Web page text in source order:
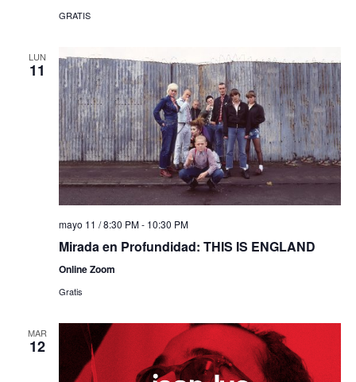
GRATIS
LUN
11
mayo 11 / 8:30 PM- 10:30 PM
Mirada en Profundidad: THIS IS ENGLAND
Online Zoom
Gratis
MAR
12